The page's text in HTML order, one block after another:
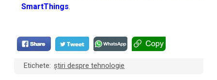
SmartThings.
Etichete: știri despre tehnologie